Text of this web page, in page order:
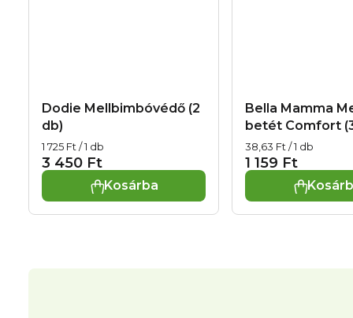
Dodie Mellbimbóvédő (2
db)
3 450 Ft
Egységár:
1 725 Ft / 1 db
Kosárba
Bella Mamma
betét Comfort
1 159 Ft
Egységár:
38,63 Ft / 1 db